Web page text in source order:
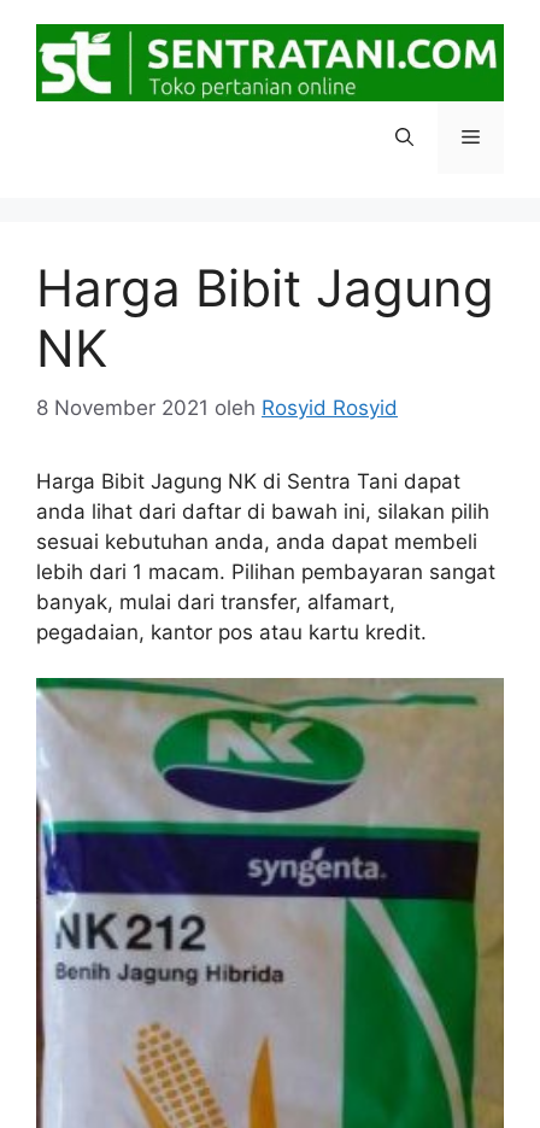
Menu
Harga Bibit Jagung
NK
8 November 2021 oleh Rosyid Rosyid
Harga Bibit Jagung NK di Sentra Tani dapat
anda lihat dari daftar di bawah ini, silakan pilih
sesuai kebutuhan anda, anda dapat membeli
lebih dari 1 macam. Pilihan pembayaran sangat
banyak, mulai dari transfer, alfamart,
pegadaian, kantor pos atau kartu kredit.